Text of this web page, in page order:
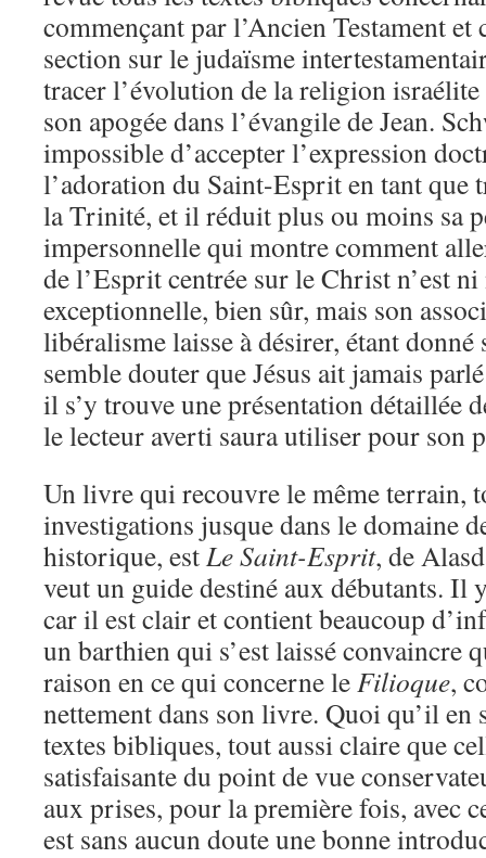
commençant par l’Ancien Testament et
section sur le judaïsme
tracer l’évolution de la religion israélite
son apogée dans l’évangile de Jean.
impossible d’accepter l’expression
l’adoration du Saint-Esprit en tant que
la Trinité, et il réduit plus ou moins sa
impersonnelle qui montre comment
de l’Esprit centrée sur le Christ n’est
exceptionnelle, bien sûr, mais son
libéralisme laisse à désirer, étant
semble douter que Jésus ait jamais
il s’y trouve une présentation détaillée
le lecteur averti saura utiliser pour son
Un livre qui recouvre le même terrain,
investigations jusque dans le domaine
historique, estLe Saint-Esprit, de
veut un guide destiné aux débutants. Il
car il est clair et contient beaucoup
un barthien qui s’est laissé convaincre
raison en ce qui concerne leFilioque,
nettement dans son livre. Quoi qu’il en
textes bibliques, tout aussi claire que
satisfaisante du point de vue
aux prises, pour la première fois, avec
est sans aucun doute une bonne